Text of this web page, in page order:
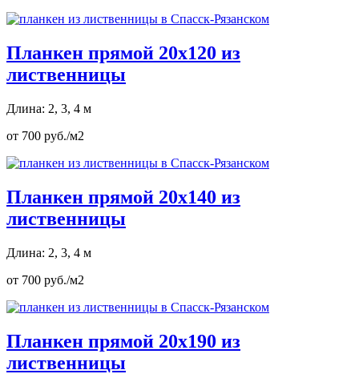
Планкен прямой 20х120 из
лиственницы
Длина: 2, 3, 4 м
от 700 руб./м2
Планкен прямой 20х140 из
лиственницы
Длина: 2, 3, 4 м
от 700 руб./м2
Планкен прямой 20х190 из
лиственницы